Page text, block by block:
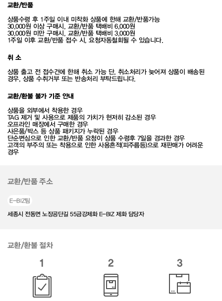
교환/반품
상품수령 후 1주일 이내 미착화 상품에 한해 교환/반품가능
30,000원 이상 구매시, 교환/반품 택배비 6,000원
30,000원 미만 구매시, 교환/반품 택배비 3,000원
1주일 이후 교환/반품 접수 시, 요청자동철회될 수 있습니다.
취 소
상품 출고 전 접수건에 한해 취소 가능 단, 취소처리가 늦어져 상품이 배송된
경우, 상품 수취거부 또는 반송처리 부탁드립니다.
교환/환불 불가 기준 안내
상품을 외부에서 착용한 경우
TAG 제거 및 사용으로 제품의 가치가 현저히 감소된 경우
오프라인 매장에서 구매한 경우
사은품/박스 등 상품 패키지가 누락된 경우
단순변심으로 인한 교환/반품 요청이 상품 수령후 7일을 경과한 경우
고객의 부주의 또는 착용으로 인한 사용흔적(피주름등)으로 재판매가 어려운
경우
교환/반품 주소
E-BIZ팀
세종시 전동면 노장공단길 55금강제화 E-BIZ 제화 담당자
교환/환불 절차
1 2 3